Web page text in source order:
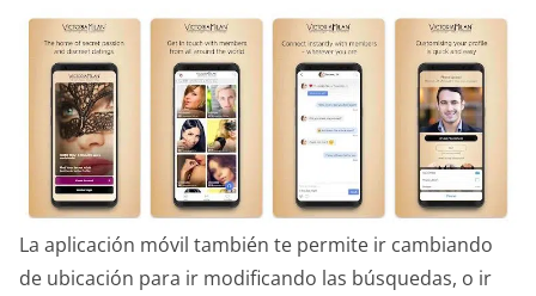
La aplicación móvil también te permite ir cambiando
de ubicación para ir modificando las búsquedas, o ir